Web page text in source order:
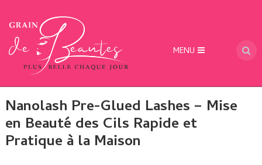
MENU
Nanolash Pre-Glued Lashes – Mise
en Beauté des Cils Rapide et
Pratique à la Maison